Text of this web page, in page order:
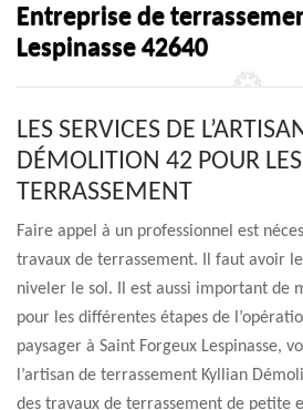
Entreprise de
Lespinasse 42640
LES SERVICES DE
DÉMOLITION 42 POUR
TERRASSEMENT
Faire appel à un professionnel est
travaux de terrassement. Il faut avoir
niveler le sol. Il est aussi important de
pour les différentes étapes de
paysager à Saint Forgeux Lespinasse,
l’artisan de terrassement Kyllian
des travaux de terrassement de petite